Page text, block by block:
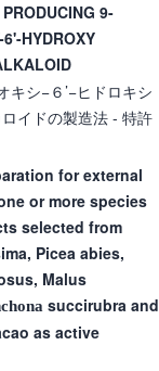
9-
HYDROXY
キシ−６’−ヒドロキシ
イドの製造法- 特許
for external
or more species
selected from
Picea abies,
Malus
succirubra and
as active